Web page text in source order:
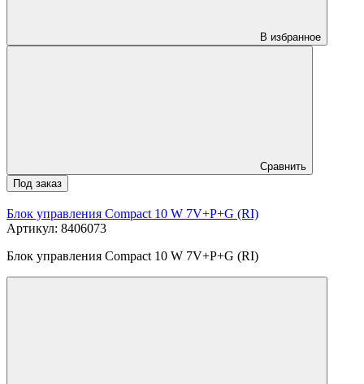
В избранное
Сравнить
Под заказ
Блок управления Compact 10 W 7V+P+G (RI)
Артикул: 8406073
Блок управления Compact 10 W 7V+P+G (RI)